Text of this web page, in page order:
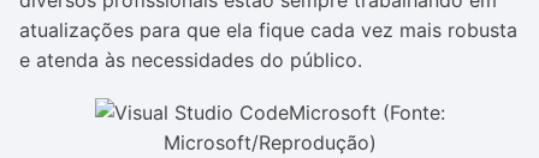
atualizações para que ela fique cada vez mais robusta
e atenda às necessidades do público.
Microsoft (Fonte:
Microsoft/Reprodução)